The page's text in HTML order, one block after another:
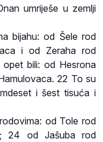
umriješe u zemlji
bijahu: od Šele rod
i od Zeraha rod
bili: od Hesrona
22 To su
i šest tisuća i
od Tole rod
24 od Jašuba rod